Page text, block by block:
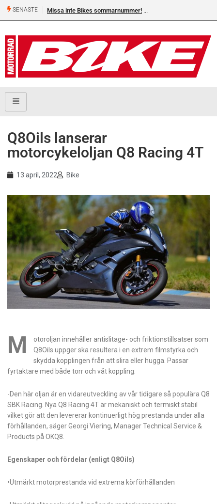
SENASTE Missa inte Bikes sommarnummer!
Q8Oils lanserar
motorcykeloljan Q8 Racing 4T
13 april, 2022 Bike
M
otoroljan innehåller antislitage- och friktionstillsatser som
Q8Oils uppger ska resultera i en extrem filmstyrka och
skydda kopplingen från att slira eller hugga. Passar
fyrtaktare med både torr och våt koppling.
-Den här oljan är en vidareutveckling av vår tidigare så populära Q8
SBK Racing. Nya Q8 Racing 4T är mekaniskt och termiskt stabil
vilket gör att den levererar kontinuerligt hög prestanda under alla
förhållanden, säger Georgi Viering, Manager Technical Service &
Products på OKQ8.
Egenskaper och fördelar (enligt Q8Oils)
•Utmärkt motorprestanda vid extrema körförhållanden